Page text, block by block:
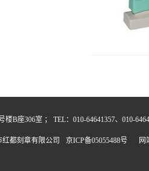
B座306室 ； TEL：010-64641357、010-
红都刻章有限公司 京ICP备05055488号 网